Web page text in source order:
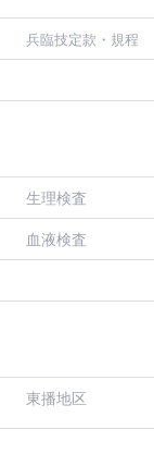
兵臨技定款・規程
生理検査
血液検査
東播地区